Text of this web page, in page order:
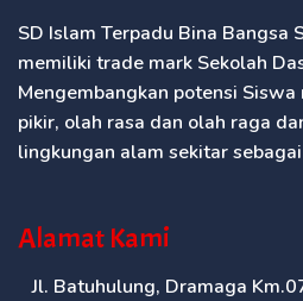
SD Islam Terpadu Bina Bangsa
memiliki trade mark Sekolah
Mengembangkan potensi
pikir, olah rasa dan olah raga
lingkungan alam sekitar
Alamat Kami
Jl. Batuhulung, Dramaga